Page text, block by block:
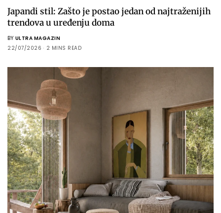
Japandi stil: Zašto je postao jedan od najtraženijih
trendova u uređenju doma
BY ULTRA MAGAZIN
22/07/2026
2 MINS READ